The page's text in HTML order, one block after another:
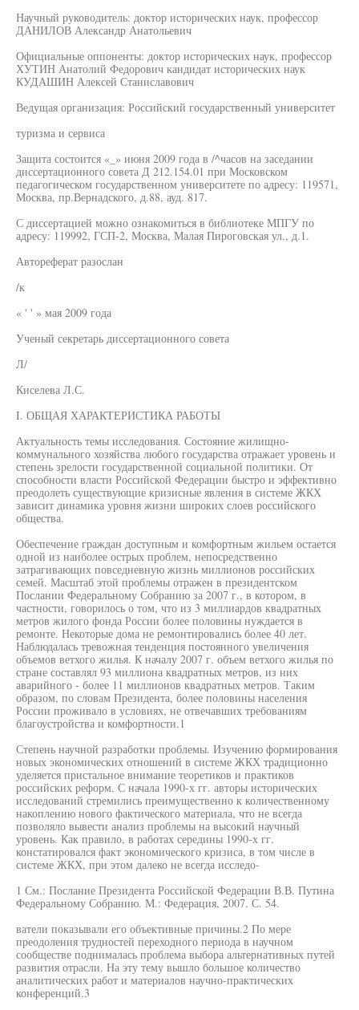
Научный руководитель: доктор исторических наук, профессор
ДАНИЛОВ Александр Анатольевич
Официальные оппоненты: доктор исторических наук, профессор
ХУТИН Анатолий Федорович кандидат исторических наук
КУДАШИН Алексей Станиславович
Ведущая организация: Российский государственный университет
туризма и сервиса
Защита состоится «_» июня 2009 года в /^часов на заседании
диссертационного совета Д 212.154.01 при Московском
педагогическом государственном университете по адресу: 119571,
Москва, пр.Вернадского, д.88, ауд. 817.
С диссертацией можно ознакомиться в библиотеке МПГУ по
адресу: 119992, ГСП-2, Москва, Малая Пироговская ул., д.1.
Автореферат разослан
/к
« ' ' » мая 2009 года
Ученый секретарь диссертационного совета
Л/
Киселева Л.С.
I. ОБЩАЯ ХАРАКТЕРИСТИКА РАБОТЫ
Актуальность темы исследования. Состояние жилищно-
коммунального хозяйства любого государства отражает уровень и
степень зрелости государственной социальной политики. От
способности власти Российской Федерации быстро и эффективно
преодолеть существующие кризисные явления в системе ЖКХ
зависит динамика уровня жизни широких слоев российского
общества.
Обеспечение граждан доступным и комфортным жильем остается
одной из наиболее острых проблем, непосредственно
затрагивающих повседневную жизнь миллионов российских
семей. Масштаб этой проблемы отражен в президентском
Послании Федеральному Собранию за 2007 г., в котором, в
частности, говорилось о том, что из 3 миллиардов квадратных
метров жилого фонда России более половины нуждается в
ремонте. Некоторые дома не ремонтировались более 40 лет.
Наблюдалась тревожная тенденция постоянного увеличения
объемов ветхого жилья. К началу 2007 г. объем ветхого жилья по
стране составлял 93 миллиона квадратных метров, из них
аварийного - более 11 миллионов квадратных метров. Таким
образом, по словам Президента, более половины населения
России проживало в условиях, не отвечавших требованиям
благоустройства и комфортности.1
Степень научной разработки проблемы. Изучению формирования
новых экономических отношений в системе ЖКХ традиционно
уделяется пристальное внимание теоретиков и практиков
российских реформ. С начала 1990-х гг. авторы исторических
исследований стремились преимущественно к количественному
накоплению нового фактического материала, что не всегда
позволяло вывести анализ проблемы на высокий научный
уровень. Как правило, в работах середины 1990-х гг.
констатировался факт экономического кризиса, в том числе в
системе ЖКХ, при этом далеко не всегда исследо-
1 См.: Послание Президента Российской Федерации В.В. Путина
Федеральному Собранию. М.: Федерация, 2007. С. 54.
ватели показывали его объективные причины.2 По мере
преодоления трудностей переходного периода в научном
сообществе поднималась проблема выбора альтернативных путей
развития отрасли. На эту тему вышло большое количество
аналитических работ и материалов научно-практических
конференций.3